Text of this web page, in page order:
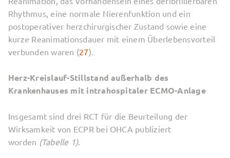
Rhythmus, eine normale Nierenfunktion und ein
postoperativer herzchirurgischer Zustand sowie eine
kurze Reanimationsdauer mit einem Überlebensvorteil
verbunden waren (27).
Herz-Kreislauf-Stillstand außerhalb des
Krankenhauses mit intrahospitaler ECMO-Anlage
Insgesamt sind drei RCT für die Beurteilung der
Wirksamkeit von ECPR bei OHCA publiziert
worden (Tabelle 1).